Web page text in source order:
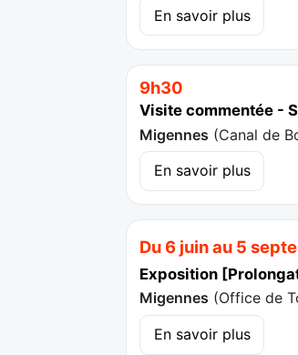
En savoir plus
9h30
Visite commentée -
Migennes (Canal de
En savoir plus
Du 6 juin au 5
Exposition
Migennes (Office de
En savoir plus